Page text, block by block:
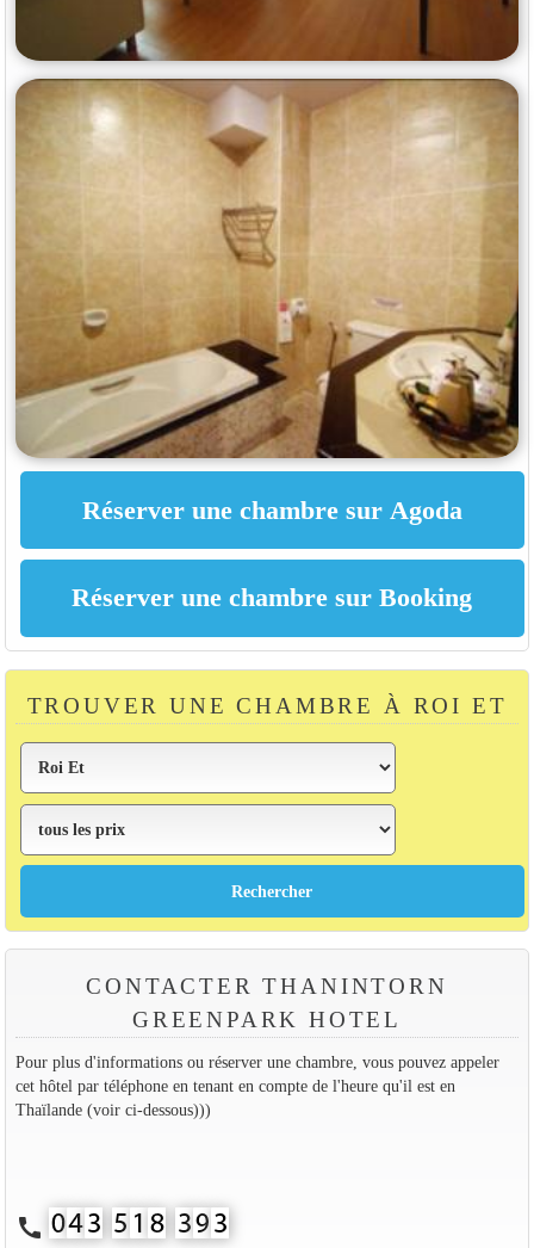
TROUVER UNE CHAMBRE À ROI ET
CONTACTER THANINTORN
GREENPARK HOTEL
Pour plus d'informations ou réserver une chambre, vous pouvez appeler
cet hôtel par téléphone en tenant en compte de l'heure qu'il est en
Thaïlande (voir ci-dessous)))
call